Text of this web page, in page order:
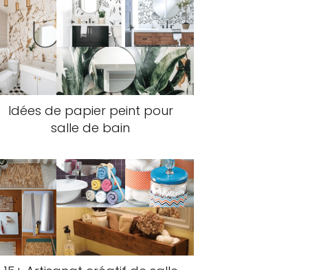
Idées de papier peint pour
salle de bain